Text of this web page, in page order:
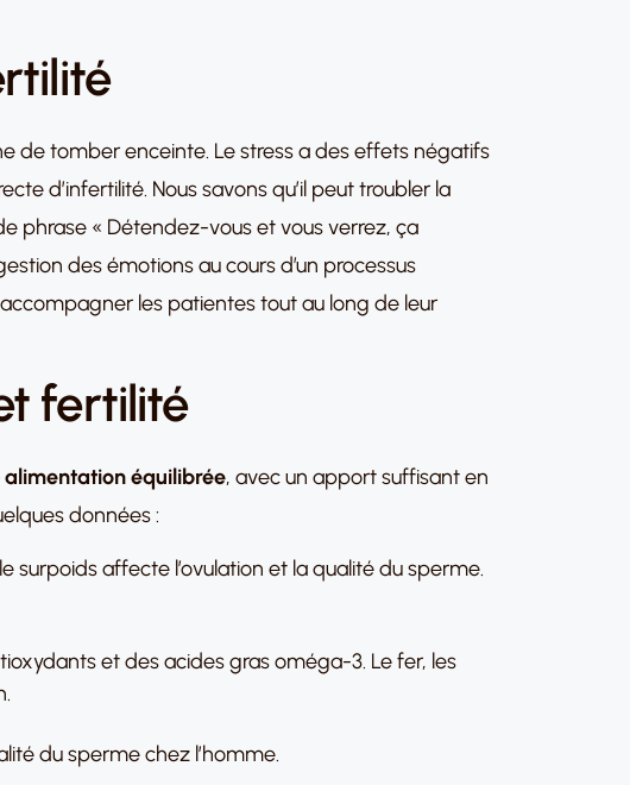
de tomber enceinte. Le stress a des effets négatifs
d’infertilité. Nous savons qu’il peut troubler la
phrase « Détendez-vous et vous verrez, ça
des émotions au cours d’un processus
les patientes tout au long de leur
fertilité
alimentation équilibrée, avec un apport suffisant en
données :
surpoids affecte l’ovulation et la qualité du sperme.
et des acides gras oméga-3. Le fer, les
du sperme chez l’homme.